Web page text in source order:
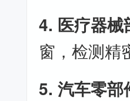
4. 医疗器械
窗，检测精
5. 汽车零部